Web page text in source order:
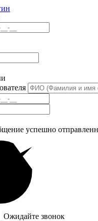
успешно
Ожидайте звонок